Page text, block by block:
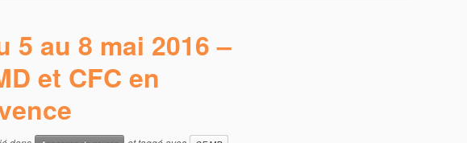
k
5 au 8 mai 2016 –
et CFC en